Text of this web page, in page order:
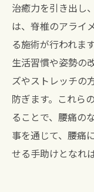
治癒力を引き出し
は、脊椎のアライ
る施術が行われま
生活習慣や姿勢の
ズやストレッチの
防ぎます。これら
ることで、腰痛の
事を通じて、腰痛
せる手助けとなれ